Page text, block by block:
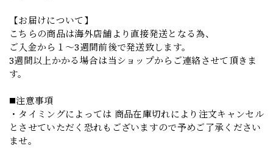
【お届けについて】
こちらの商品は海外店舗より直接発送となる為、
ご入金から１～3週間前後で発送致します。
3週間以上かかる場合は当ショップからご連絡させて頂きま
す。
◼️注意事項
・タイミングによっては 商品在庫切れにより注文キャンセル
とさせていただく恐れもございますので予めご了承ください
ませ。